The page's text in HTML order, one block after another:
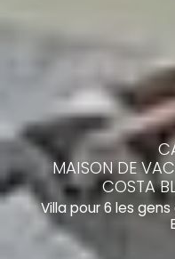
MAISON DE
COSTA
Villa pour 6 les